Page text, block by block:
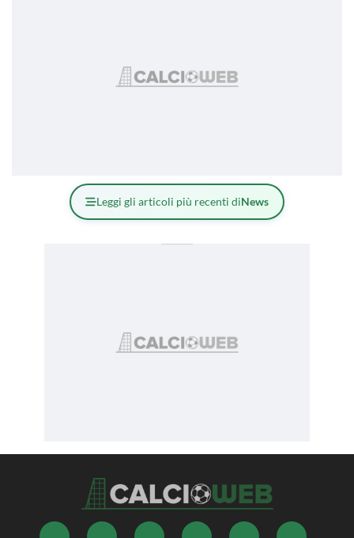
Leggi gli articoli più recenti diNews